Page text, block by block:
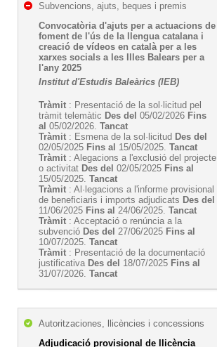
Subvencions, ajuts, beques i premis
Convocatòria d'ajuts per a actuacions de
foment de l'ús de la llengua catalana i
creació de vídeos en català per a les
xarxes socials a les Illes Balears per a
l'any 2025
Institut d'Estudis Baleàrics (IEB)
Tràmit : Presentació de la sol·licitud pel
tràmit telemàtic Des del 05/02/2026 Fins
al 05/02/2026. Tancat
Tràmit : Esmena de la sol·licitud Des del
02/05/2025 Fins al 15/05/2025. Tancat
Tràmit : Alegacions a l'exclusió del projecte
o activitat Des del 02/05/2025 Fins al
15/05/2025. Tancat
Tràmit : Al·legacions a l'informe provisional
de beneficiaris i imports adjudicats Des del
11/06/2025 Fins al 24/06/2025. Tancat
Tràmit : Acceptació o renúncia a la
subvenció Des del 27/06/2025 Fins al
10/07/2025. Tancat
Tràmit : Presentació de la documentació
justificativa Des del 18/07/2025 Fins al
31/07/2026. Tancat
Autoritzaciones, llicències i concessions
Adjudicació provisional de llicència